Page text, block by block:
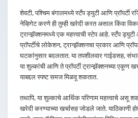
शेवटी, पश्चिम बंगालमध्ये स्टँप ड्युटी आणि प्रॉपर्टी
नेव्हिगेट करणे ही तुम्ही खरेदी करत असाल किंवा
ट्रान्झॅक्शनमध्ये एक महत्त्वाची स्टेप आहे. स्टँप
प्रॉपर्टीचे लोकेशन, ट्रान्झॅक्शनचा प्रकार आणि
घटकांनुसार बदलतात. या तपशीलवार गाईडसह,
या शुल्कांची आणि ते प्रॉपर्टी ट्रान्झॅक्शनच्या एकूण
याबद्दल स्पष्ट समज मिळवू शकतात.
तथापि, या शुल्काचे आर्थिक परिणाम महत्त्वाचे असू
खरेदी करण्याच्या खर्चासह जोडले जाते. याठिकाणी